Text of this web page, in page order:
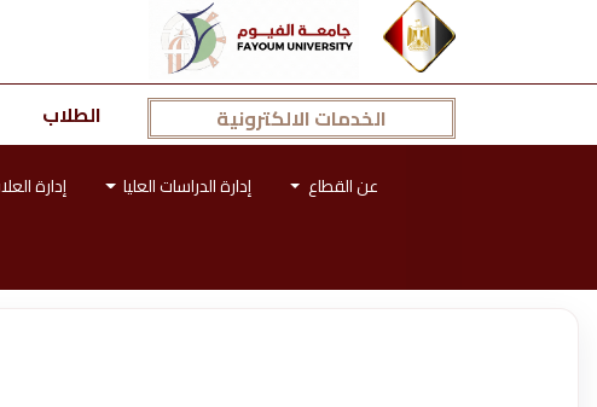
الخدمات الالكترونية الطلاب
عن القطاع إدارة الدراسات العليا إدارة